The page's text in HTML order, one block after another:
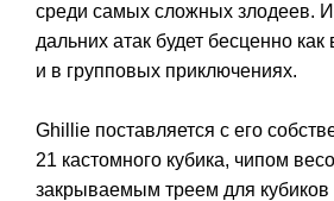
среди самых сложных злодеев.
дальних атак будет бесценно
и в групповых приключениях.
Ghillie поставляется с его
21 кастомного кубика, чипом
закрываемым треем для